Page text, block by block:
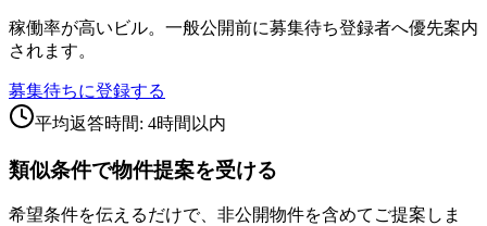
稼働率が高いビル。一般公開前に募集待ち登録者へ優先案内
されます。
募集待ちに登録する
平均返答時間: 4時間以内
類似条件で物件提案を受ける
希望条件を伝えるだけで、非公開物件を含めてご提案しま